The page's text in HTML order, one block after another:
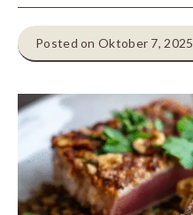
Posted on Oktober 7, 2025